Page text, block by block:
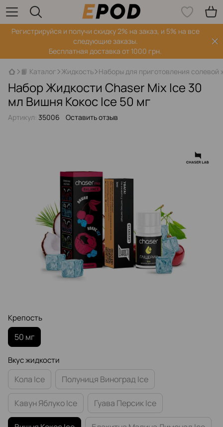
Регистрируйся‌ и получи скидку 2% на заказ, и 5% на все
следующие заказы.
Бесплатная доставка от 1000 грн.
📙 Каталог Жидкость Наборы для приготовления солевой
Набор Жидкости Chaser Mix Ice 30
мл Вишня Кокос Ice 50 мг
Артикул: 35006 Оставить отзыв
Крепость
50 мг
Вкус жидкости
Кола Ice Полуниця Виноград Ice
Кавун Яблуко Ice Гуава Персик Ice